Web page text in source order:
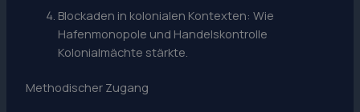
Blockaden in kolonialen Kontexten: Wie
Hafenmonopole und Handelskontrolle
Kolonialmächte stärkte.
Methodischer Zugang